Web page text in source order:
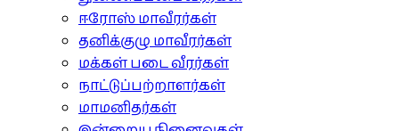
ஈரோஸ் மாவீரர்கள்
தனிக்குழு மாவீரர்கள்
மக்கள் படை வீரர்கள்
நாட்டுப்பற்றாளர்கள்
மாமனிதர்கள்